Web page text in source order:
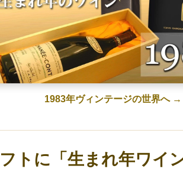
1983年ヴィンテージの世界へ →
トに「生まれ年ワイ